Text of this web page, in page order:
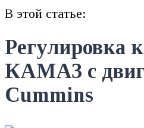
В этой статье:
Регулировка
КАМАЗ с
Cummins